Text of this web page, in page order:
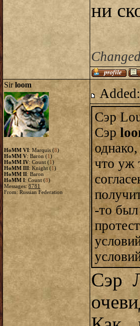
ни
Sirloom
HoMM VI: Marquis (8)
HoMM V: Baron (1)
HoMM IV: Count (1)
HoMM III: Knight (1)
HoMM II: Baron
HoMM I: Count (8)
Messages: 8781
From: Russian Federation
Сэр
Сэр
что уж
-то
Сэр